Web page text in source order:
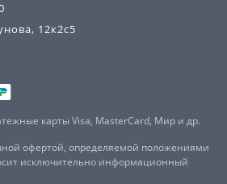
12к2с5
карты Visa, MasterCard, Мир и др.
офертой, определяемой положениями
исключительно информационный